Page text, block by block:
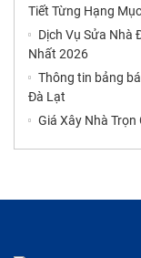
Tiết Từng Hạng Mục
Dịch Vụ Sửa Nhà
Nhất 2026
Thông tin bảng
Đà Lạt
Giá Xây Nhà